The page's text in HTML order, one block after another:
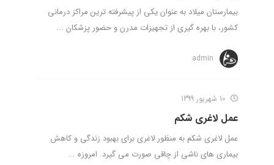
بیمارستان میلاد به عنوان یکی از پیشرفته ترین مراکز درمانی
کشور، با بهره گیری از تجهیزات مدرن و حضور پزشکان ...
admin
عمل لاغری شکم
عمل لاغری شکم به منظور لاغری برای بهبود زندگی و کاهش
بیماری های ناشی از چاقی صورت می گیرد. امروزه ...